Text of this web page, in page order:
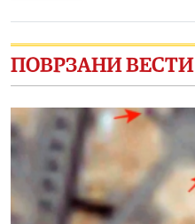
ПОВРЗАНИ ВЕСТИ